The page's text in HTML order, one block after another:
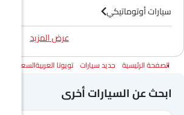
سيارات أوتوماتيكي
عرض المزيد
الصفحة الرئيسية جديد سيارات تويوتا العربيةالسعودية
ابحث عن السيارات أخرى